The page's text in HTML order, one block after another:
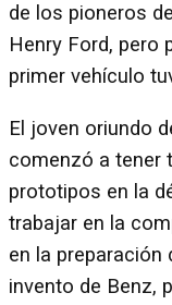
de los pioneros
Henry Ford, pero
primer vehículo
El joven oriundo
comenzó a tener
prototipos en la
trabajar en la
en la preparación
invento de Benz,